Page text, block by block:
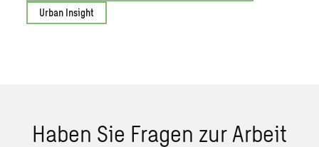
Urban Insight
Haben Sie Fragen zur Arbeit